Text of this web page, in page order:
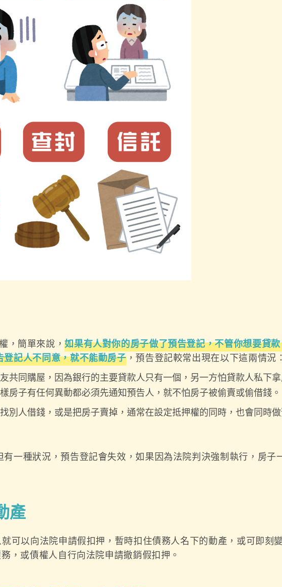
，簡單來說，如果有人對你的房子做了預告登記，不管你想要貸
記人不同意，就不能動房子，預告登記較常出現在以下這兩情況：
共同購屋，因為銀行的主要貸款人只有一個，另一方怕貸款人私下
房子有任何異動都必須先通知預告人，就不怕房子被偷賣或偷借錢。
別人借錢，或是把房子賣掉，通常在設定抵押權的同時，也會同時
一種狀況，預告登記會失效，如果因為法院判決強制執行，房子
產
可以向法院申請假扣押，暫時扣住債務人名下的動產，或可即刻
，或債權人自行向法院申請撤銷假扣押。